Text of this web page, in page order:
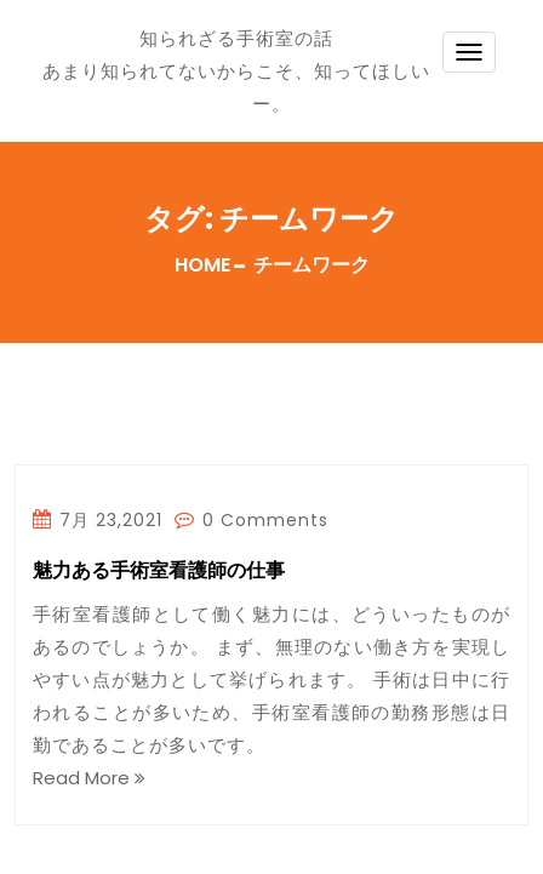
知られざる手術室の話
あまり知られてないからこそ、知ってほしい
ー。
タグ: チームワーク
HOME チームワーク
7月 23,2021 0 Comments
魅力ある手術室看護師の仕事
手術室看護師として働く魅力には、どういったものが
あるのでしょうか。 まず、無理のない働き方を実現し
やすい点が魅力として挙げられます。 手術は日中に行
われることが多いため、手術室看護師の勤務形態は日
勤であることが多いです。
Read More